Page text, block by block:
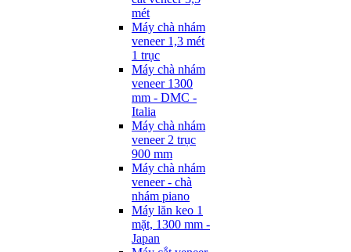
mét
Máy chà nhám
veneer 1,3 mét
1 trục
Máy chà nhám
veneer 1300
mm - DMC -
Italia
Máy chà nhám
veneer 2 trục
900 mm
Máy chà nhám
veneer - chà
nhám piano
Máy lăn keo 1
mặt, 1300 mm -
Japan